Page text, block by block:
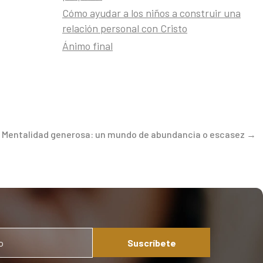
trabajo
nos
Cómo ayudar a los niños a construir una
relación personal con Cristo
Ánimo final
Mentalidad generosa: un mundo de abundancia o escasez →